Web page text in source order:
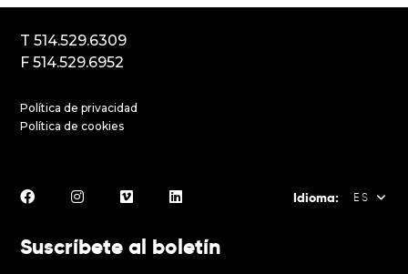
T 514.529.6309
F 514.529.6952
Política de privacidad
Política de cookies
Idioma: ES
Suscríbete al boletín